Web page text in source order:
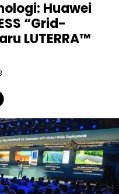
Huawei
“Grid-
LUTERRA™